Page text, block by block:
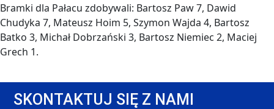
Bramki dla Pałacu zdobywali: Bartosz Paw 7, Dawid
Chudyka 7, Mateusz Hoim 5, Szymon Wajda 4, Bartosz
Batko 3, Michał Dobrzański 3, Bartosz Niemiec 2, Maciej
Grech 1.
SKONTAKTUJ SIĘ Z NAMI